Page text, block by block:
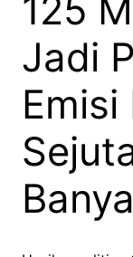
125
Jadi
Emisi